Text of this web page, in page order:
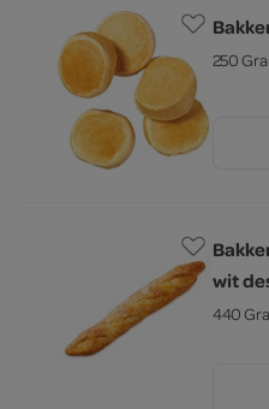
250
wit
440